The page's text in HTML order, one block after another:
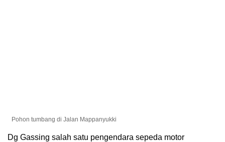
Pohon tumbang di Jalan Mappanyukki
Dg Gassing salah satu pengendara sepeda motor